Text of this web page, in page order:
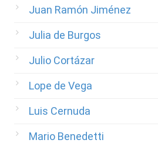
Juan Ramón Jiménez
Julia de Burgos
Julio Cortázar
Lope de Vega
Luis Cernuda
Mario Benedetti